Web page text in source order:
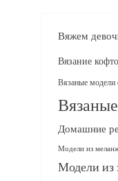
Вяжем
Вязание
Вязаные
Домашние
Модели из
Модели из